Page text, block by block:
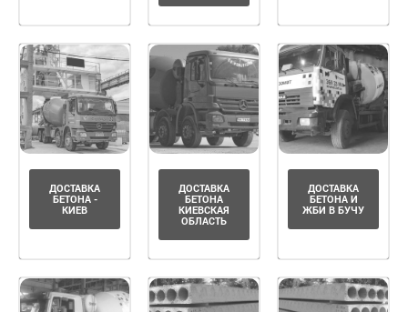
ДОСТАВКА
БЕТОНА -
КИЕВ
ДОСТАВКА
БЕТОНА
КИЕВСКАЯ
ОБЛАСТЬ
ДОСТАВКА
БЕТОНА И
ЖБИ В БУЧУ